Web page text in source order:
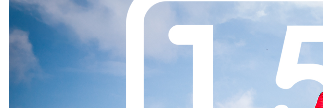
Ochrona dzieci Staże w
Kluby
Kontakt
KUP BILET